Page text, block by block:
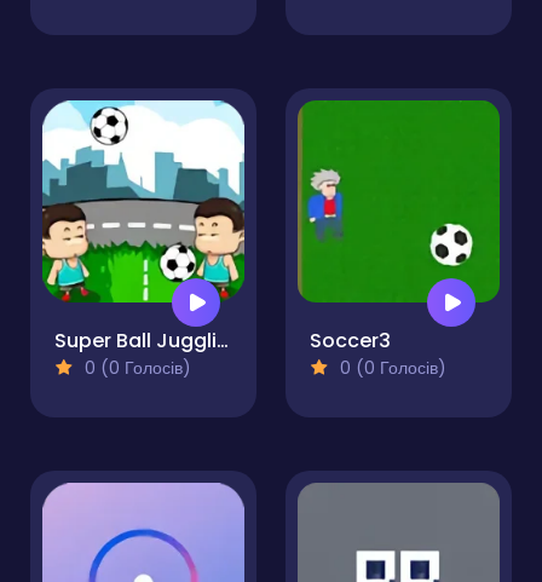
Super Ball Juggling
0 (0 Голосів)
Soccer3
0 (0 Голосів)